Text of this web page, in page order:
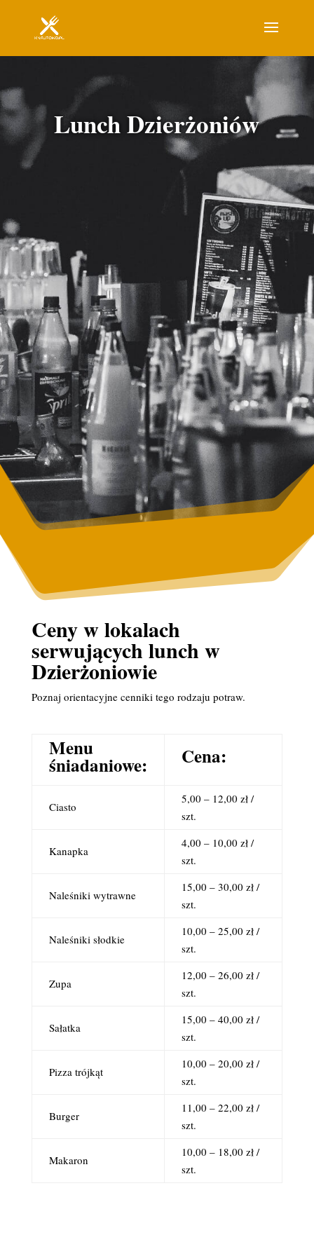
Lunch Dzierżoniów
Ceny w lokalach
serwujących lunch w
Dzierżoniowie
Poznaj orientacyjne cenniki tego rodzaju potraw.
Menu
śniadaniowe: Cena:
Ciasto
5,00 – 12,00 zł /
szt.
Kanapka
4,00 – 10,00 zł /
szt.
Naleśniki wytrawne
15,00 – 30,00 zł /
szt.
Naleśniki słodkie
10,00 – 25,00 zł /
szt.
Zupa
12,00 – 26,00 zł /
szt.
Sałatka
15,00 – 40,00 zł /
szt.
Pizza trójkąt
10,00 – 20,00 zł /
szt.
Burger
11,00 – 22,00 zł /
szt.
Makaron
10,00 – 18,00 zł /
szt.